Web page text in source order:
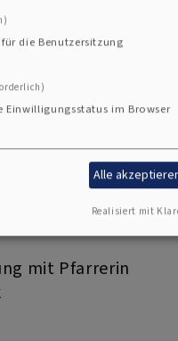
mit Pfarrerin
die Benutzersitzung
Einwilligungsstatus im Browser
Alle
Realisiert mit